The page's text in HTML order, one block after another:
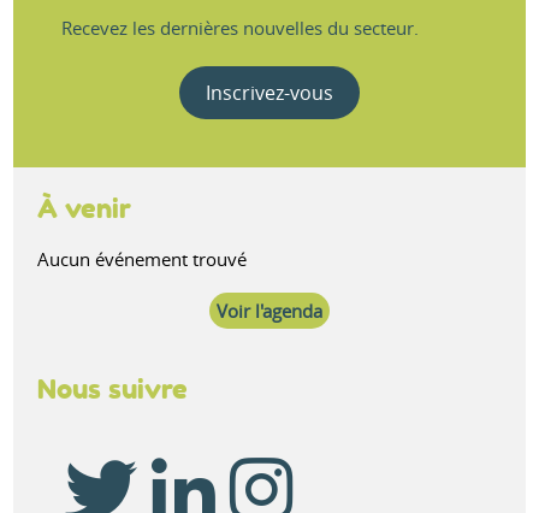
Recevez les dernières nouvelles du secteur.
Inscrivez-vous
À venir
Aucun événement trouvé
Voir l'agenda
Nous suivre